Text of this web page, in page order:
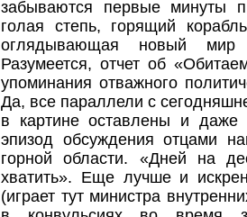
забываются первые минуты
голая степь, горящий
оглядывающая новый мир
Разумеется, отчет об
упоминания отважного
Да, все параллели с
в картине оставлены и даже
эпизод обсуждения отцами
горной области. «Дней на
хватить». Еще лучше и
(играет тут министра